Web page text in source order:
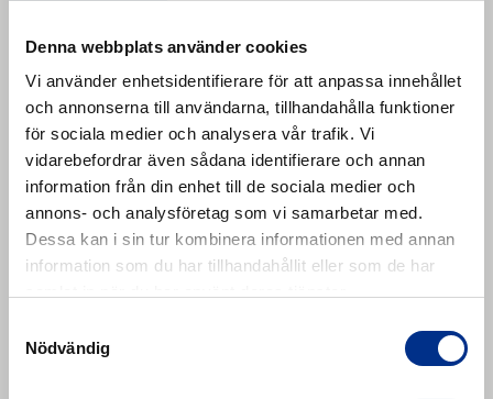
Denna webbplats använder cookies
Vi använder enhetsidentifierare för att anpassa innehållet
och annonserna till användarna, tillhandahålla funktioner
för sociala medier och analysera vår trafik. Vi
vidarebefordrar även sådana identifierare och annan
information från din enhet till de sociala medier och
annons- och analysföretag som vi samarbetar med.
Dessa kan i sin tur kombinera informationen med annan
information som du har tillhandahållit eller som de har
Nödvändig
REMASTRIP – Blades
REMASTRIP - Blades. Blades top.
Läs mer